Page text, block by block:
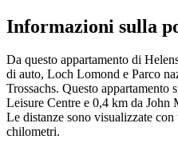
Informazioni sulla
Da questo appartamento di
di auto, Loch Lomond e Parco
Trossachs. Questo
Leisure Centre e 0,4 km da John
Le distanze sono visualizzate
chilometri.